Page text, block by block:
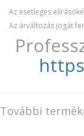
Az esetleges
Az árváltozás jogát
További